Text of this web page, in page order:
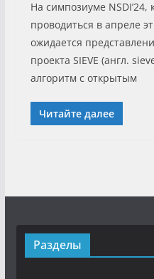
На симпозиуме NSDI’24,
проводиться в апреле
ожидается
проекта SIEVE (англ.
алгоритм с открытым
Читайте далее
Разделы